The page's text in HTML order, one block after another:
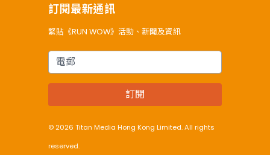
訂閱最新通訊
緊貼《RUN WOW》活動、新聞及資訊
電郵
訂閱
© 2026 Titan Media Hong Kong Limited. All rights
reserved.